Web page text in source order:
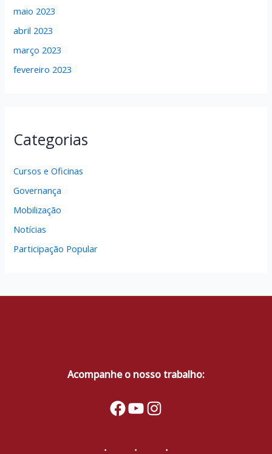
maio 2023
abril 2023
março 2023
fevereiro 2023
Categorias
Cursos e Oficinas
Governança
Mobilização
Notícias
Participação Popular
Acompanhe o nosso trabalho:
Facebook
YouTube
Instagram